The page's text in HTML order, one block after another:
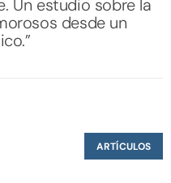
Un estudio sobre la
desde un
ARTÍCULOS